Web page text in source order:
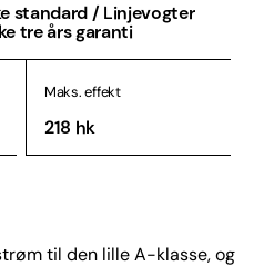
standard / Linjevogter
tre års garanti
Maks. effekt
218 hk
til den lille A-klasse, og